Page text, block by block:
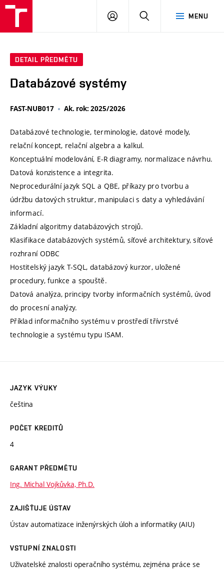
MENU
PŘIHLÁSIT
DETAIL PŘEDMĚTU
Databázové systémy
FAST-NUB017 Ak. rok: 2025/2026
Databázové technologie, terminologie, datové modely,
relační koncept, relační algebra a kalkul.
Konceptuální modelování, E-R diagramy, normalizace návrhu.
Datová konzistence a integrita.
Neprocedurální jazyk SQL a QBE, příkazy pro tvorbu a
údržbu datových struktur, manipulaci s daty a vyhledávání
informací.
Základní algoritmy databázových strojů.
Klasifikace databázových systémů, síťové architektury, síťové
rozhraní ODBC
Hostitelský jazyk T-SQL, databázový kurzor, uložené
procedury, funkce a spouště.
Datová analýza, principy tvorby informačních systémů, úvod
do procesní analýzy.
Příklad informačního systému v prostředí třívrstvé
technologie a systému typu ISAM.
JAZYK VÝUKY
čeština
POČET KREDITŮ
4
GARANT PŘEDMĚTU
Ing. Michal Vojkůvka, Ph.D.
ZAJIŠŤUJE ÚSTAV
Ústav automatizace inženýrských úloh a informatiky (AIU)
VSTUPNÍ ZNALOSTI
Uživatelské znalosti operačního systému, zejména práce se